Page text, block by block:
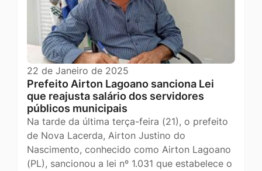
22 de Janeiro de 2025
Prefeito Airton Lagoano sanciona Lei
que reajusta salário dos servidores
públicos municipais
Na tarde da última terça-feira (21), o prefeito
de Nova Lacerda, Airton Justino do
Nascimento, conhecido como Airton Lagoano
(PL), sancionou a lei nº 1.031 que estabelece o